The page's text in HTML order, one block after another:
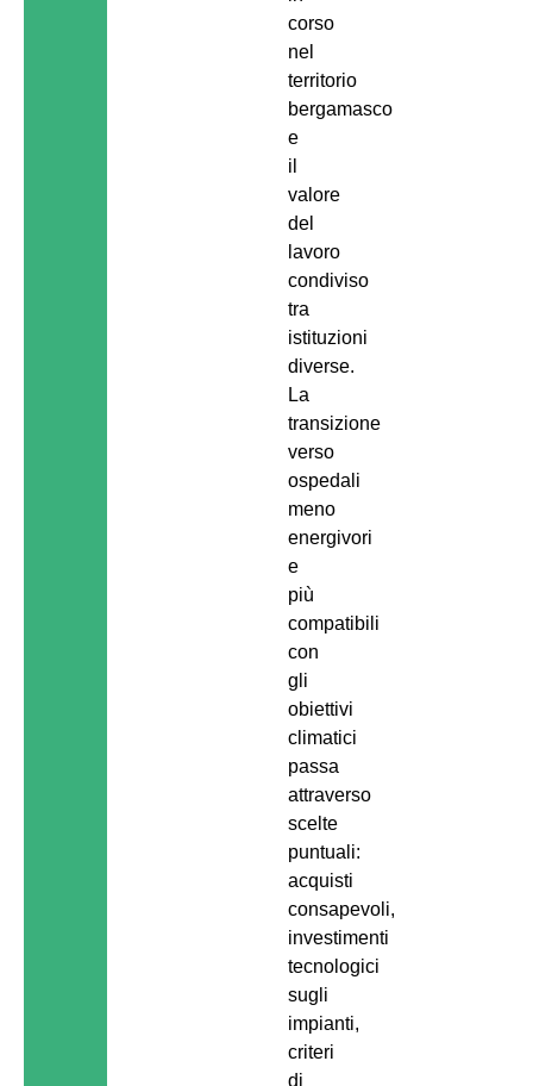
corso
nel
territorio
bergamasco
e
il
valore
del
lavoro
condiviso
tra
istituzioni
diverse.
La
transizione
verso
ospedali
meno
energivori
e
più
compatibili
con
gli
obiettivi
climatici
passa
attraverso
scelte
puntuali:
acquisti
consapevoli,
investimenti
tecnologici
sugli
impianti,
criteri
di